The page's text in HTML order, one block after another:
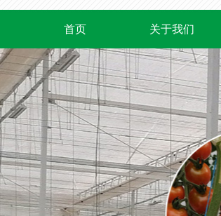
首页 关于我们